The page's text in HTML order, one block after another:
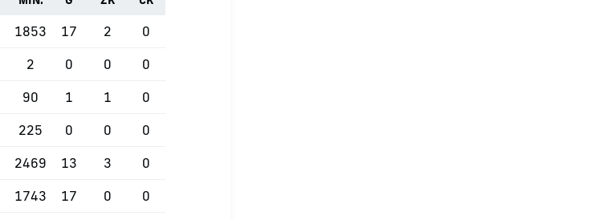
1853 17 2 0
2 0 0 0
90 1 1 0
225 0 0 0
2469 13 3 0
1743 17 0 0